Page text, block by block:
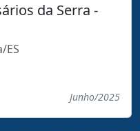
da Serra ‐
ES
Junho/2025